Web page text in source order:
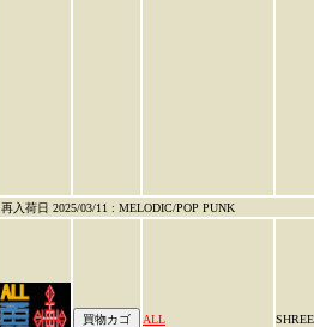
再入荷日 2025/03/11 : MELODIC/POP PUNK
ALL